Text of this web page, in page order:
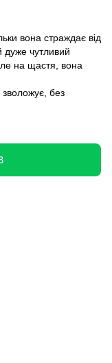
вона страждає від
дуже чутливий
на щастя, вона
без